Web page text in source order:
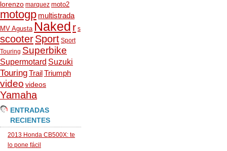
lorenzo marquez moto2
motogp multistrada
MV Agusta Naked r s
scooterSport Sport
Touring Superbike
Supermotard Suzuki
TouringTrailTriumph
video videos
Yamaha
ENTRADAS
RECIENTES
2013 Honda CB500X: te
lo pone fácil